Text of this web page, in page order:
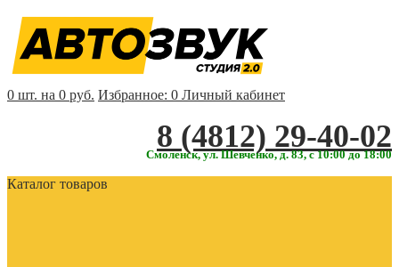
0 шт. на 0 руб. Избранное: 0 Личный кабинет
‎‎8 (4812) 29-40-02
Смоленск, ул. Шевченко, д. 83, с 10:00 до 18:00
Каталог товаров